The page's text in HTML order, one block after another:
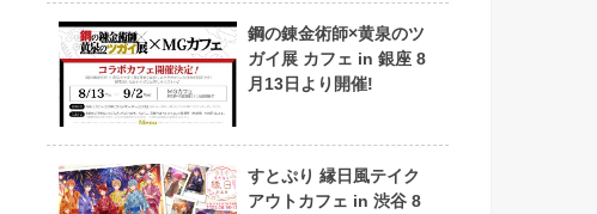
鋼の錬金術師×黄泉のツ
ガイ展 カフェ in 銀座 8
月13日より開催!
すとぷり 縁日風テイク
アウトカフェ in 渋谷 8